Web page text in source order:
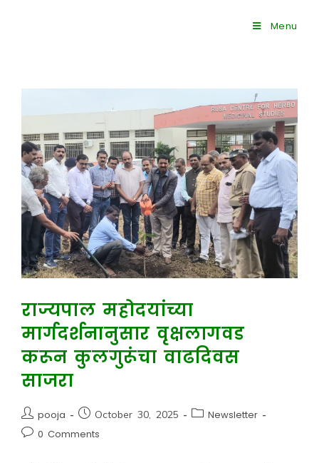
Menu
राज्यपाल महोदयांच्या
मार्गदर्शनानुसार वृक्षलागवड
करून कुलगुरूंचा वाढदिवस
साजरा
pooja October 30, 2025
Newsletter
0 Comments